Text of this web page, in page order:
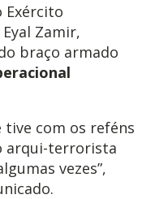
Exército
Zamir,
braço armado
tive com os reféns
arqui-terrorista
vezes”,